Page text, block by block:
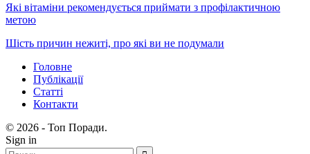
Які вітаміни рекомендується приймати з профілактичною
метою
Шість причин нежиті, про які ви не подумали
Головне
Публікації
Статті
Контакти
© 2026 - Топ Поради.
Sign in